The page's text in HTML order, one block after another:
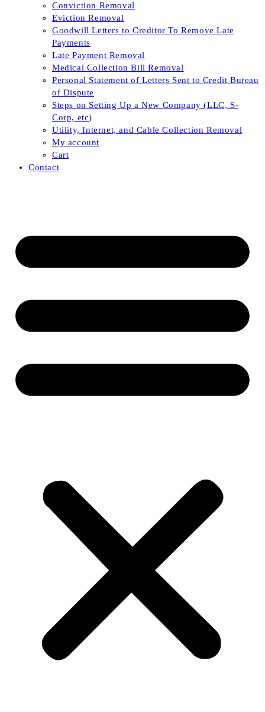
Conviction Removal
Eviction Removal
Goodwill Letters to Creditor To Remove Late
Payments
Late Payment Removal
Medical Collection Bill Removal
Personal Statement of Letters Sent to Credit Bureau
of Dispute
Steps on Setting Up a New Company (LLC, S-
Corp, etc)
Utility, Internet, and Cable Collection Removal
My account
Cart
Contact